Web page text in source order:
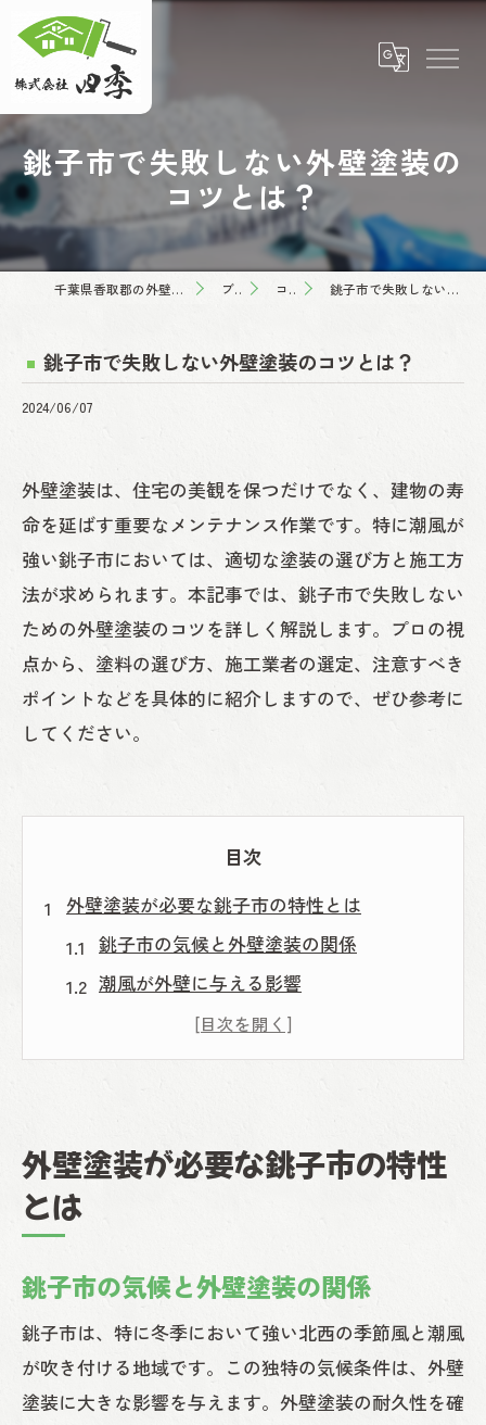
銚子市で失敗しない外壁塗装の
コツとは？
千葉県香取郡の外壁塗装なら株式会社四季 ブログ コラム 銚子市で失敗しない外壁塗装のコツとは？
銚子市で失敗しない外壁塗装のコツとは？
2024/06/07
外壁塗装は、住宅の美観を保つだけでなく、建物の寿
命を延ばす重要なメンテナンス作業です。特に潮風が
強い銚子市においては、適切な塗装の選び方と施工方
法が求められます。本記事では、銚子市で失敗しない
ための外壁塗装のコツを詳しく解説します。プロの視
点から、塗料の選び方、施工業者の選定、注意すべき
ポイントなどを具体的に紹介しますので、ぜひ参考に
してください。
目次
外壁塗装が必要な銚子市の特性とは
銚子市の気候と外壁塗装の関係
潮風が外壁に与える影響
銚子市特有の塗装劣化の原因
潮風に強い材料の必要性
銚子市で外壁塗装を成功させるための塗料選
びのポイント
銚子市に適した塗料の種類
防錆効果のある塗料の重要性
長持ちする塗料の特徴
環境に優しい塗料の選択肢
外壁塗装が必要な銚子市の特性
とは
銚子市の気候と外壁塗装の関係
銚子市は、特に冬季において強い北西の季節風と潮風
が吹き付ける地域です。この独特の気候条件は、外壁
塗装に大きな影響を与えます。外壁塗装の耐久性を確